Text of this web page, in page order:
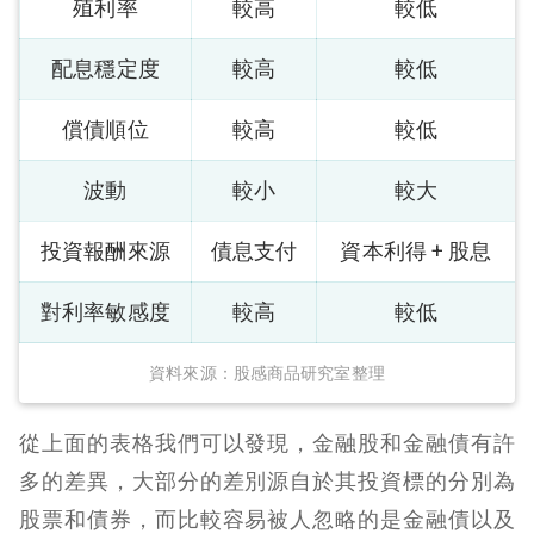
資料來源：股感商品研究室整理
殖利率 較高 較低
配息穩定度 較高 較低
償債順位 較高 較低
波動 較小 較大
投資報酬來源 債息支付 資本利得 + 股息
對利率敏感度 較高 較低
從上面的表格我們可以發現，金融股和金融債有許
多的差異，大部分的差別源自於其投資標的分別為
股票和債券，而比較容易被人忽略的是金融債以及